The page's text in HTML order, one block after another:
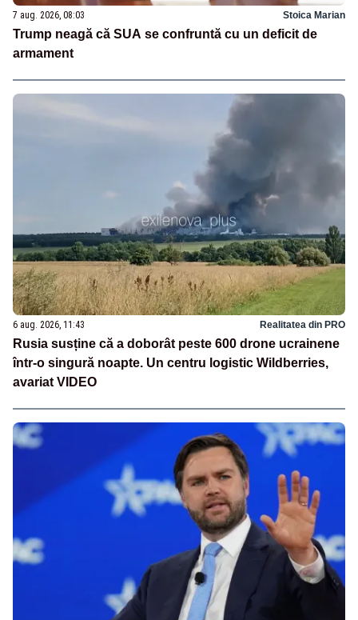
7 aug. 2026, 08:03 Stoica Marian
Trump neagă că SUA se confruntă cu un deficit de
armament
6 aug. 2026, 11:43 Realitatea din PRO
Rusia susține că a doborât peste 600 drone ucrainene
într-o singură noapte. Un centru logistic Wildberries,
avariat VIDEO